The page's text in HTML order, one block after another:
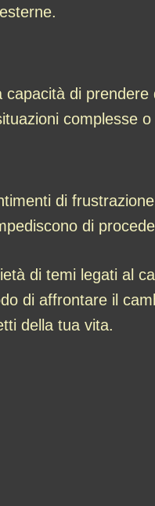
di
complesse
di
di
di temi legati al
di affrontare il
della tua vita.